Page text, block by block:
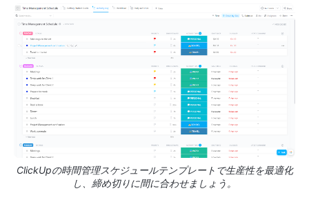
ClickUpの時間管理スケジュールテンプレートで生産性を最適化
し、締め切りに間に合わせましょう。